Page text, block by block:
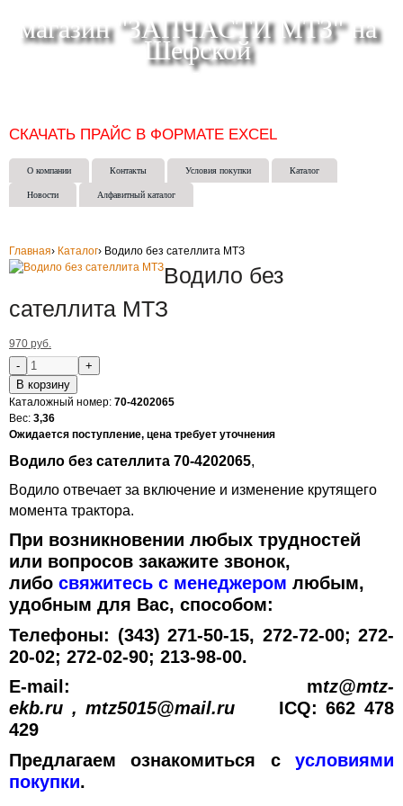
магазин "ЗАПЧАСТИ МТЗ" на
Шефской
СКАЧАТЬ ПРАЙС В ФОРМАТЕ EXCEL
О компании Контакты Условия покупки Каталог
Новости Алфавитный каталог
Главная› Каталог› Водило без сателлита МТЗ
Водило без
сателлита МТЗ
970 руб.
В корзину
Каталожный номер: 70-4202065
Вес: 3,36
Ожидается поступление, цена требует уточнения
Водило без сателлита 70-4202065,
Водило отвечает за включение и изменение крутящего
момента трактора.
При возникновении любых трудностей
или вопросов закажите звонок,
либо свяжитесь с менеджером любым,
удобным для Вас, способом:
Телефоны: (343) 271-50-15, 272-72-00; 272-
20-02; 272-02-90; 213-98-00.
E-mail: mtz@mtz-
ekb.ru ,mtz5015@mail.ru
ICQ: 662 478
429
Предлагаем ознакомиться с
условиями
покупки.